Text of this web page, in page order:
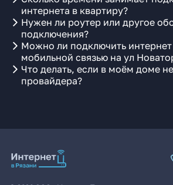
интернета в квартиру?
Нужен ли роутер или другое
подключения?
Можно ли подключить
мобильной связью на ул
Что делать, если в моём доме
провайдера?